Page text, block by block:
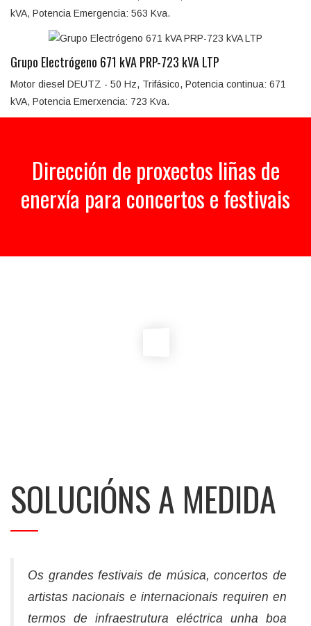
kVA, Potencia Emergencia: 563 Kva.
Grupo Electrógeno 671 kVA PRP-723 kVA LTP
Motor diesel DEUTZ - 50 Hz, Trifásico, Potencia continua: 671
kVA, Potencia Emerxencia: 723 Kva.
Dirección de proxectos liñas de
enerxía para concertos e festivais
SOLUCIÓNS A MEDIDA
Os grandes festivais de música, concertos de
artistas nacionais e internacionais requiren en
termos de infraestrutura eléctrica unha boa